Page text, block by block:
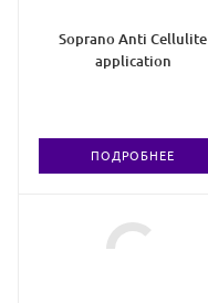
Soprano Anti Cellulite
application
ПОДРОБНЕЕ